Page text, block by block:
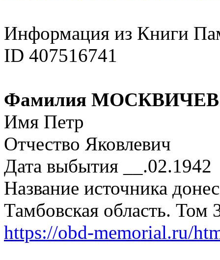
Информация из Книги
ID 407516741
Фамилия МОСКВИЧЕВ
Имя Петр
Отчество Яковлевич
Дата выбытия __.02.1942
Название источника
Тамбовская область. Том
https://obd-memorial.ru/